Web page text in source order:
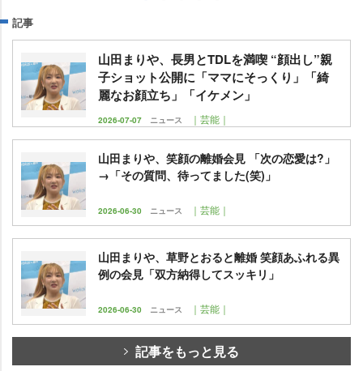
記事
山田まりや、長男とTDLを満喫 “顔出し”親
子ショット公開に「ママにそっくり」「綺
麗なお顔立ち」「イケメン」
2026-07-07 ニュース ｜芸能｜
山田まりや、笑顔の離婚会見 「次の恋愛は?」
→「その質問、待ってました(笑)」
2026-06-30 ニュース ｜芸能｜
山田まりや、草野とおると離婚 笑顔あふれる異
例の会見「双方納得してスッキリ」
2026-06-30 ニュース ｜芸能｜
記事をもっと見る